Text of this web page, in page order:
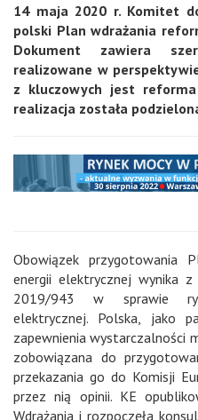
14 maja 2020 r. Komitet
polski Plan wdrażania
Dokument zawiera
realizowane w
z kluczowych jest
realizacja została
Obowiązek przygotowania
energii elektrycznej wynika
2019/943 w sprawie
elektrycznej. Polska, jako
zapewnienia wystarczalności
zobowiązana do
przekazania go do Komisji
przez nią opinii. KE
Wdrażania i rozpoczęła